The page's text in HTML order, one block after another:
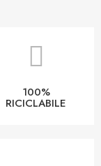
100%
RICICLABILE